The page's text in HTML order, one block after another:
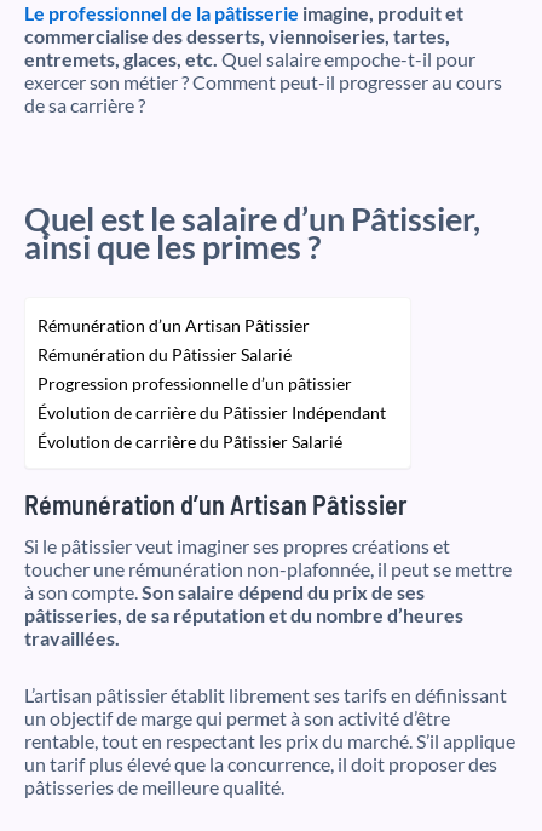
Le professionnel de la pâtisserie imagine, produit et
commercialise des desserts, viennoiseries, tartes,
entremets, glaces, etc. Quel salaire empoche-t-il pour
exercer son métier ? Comment peut-il progresser au cours
de sa carrière ?
Quel est le salaire d’un Pâtissier,
ainsi que les primes ?
Rémunération d’un Artisan Pâtissier
Rémunération du Pâtissier Salarié
Progression professionnelle d’un pâtissier
Évolution de carrière du Pâtissier Indépendant
Évolution de carrière du Pâtissier Salarié
Rémunération d’un Artisan Pâtissier
Si le pâtissier veut imaginer ses propres créations et
toucher une rémunération non-plafonnée, il peut se mettre
à son compte.Son salaire dépend du prix de ses
pâtisseries, de sa réputation et du nombre d’heures
travaillées.
L’artisan pâtissier établit librement ses tarifs en définissant
un objectif de marge qui permet à son activité d’être
rentable, tout en respectant les prix du marché. S’il applique
un tarif plus élevé que la concurrence, il doit proposer des
pâtisseries de meilleure qualité.